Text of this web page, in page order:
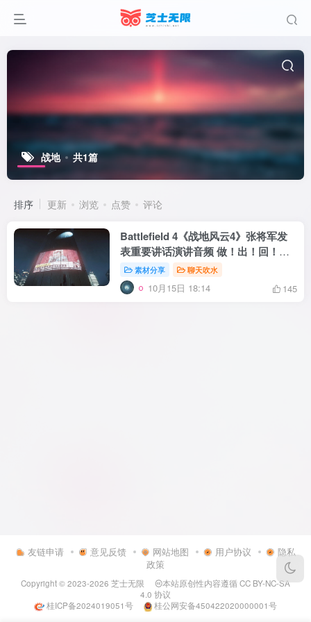
战地 共1篇
排序 更新 浏览 点赞 评论
Battlefield 4《战地风云4》张将军发
表重要讲话演讲音频 做！出！回！
答！片段
素材分享 聊天吹水
10月15日 18:14 145
友链申请 意见反馈 网站地图 用户协议
隐私
政策
Copyright © 2023-2026 芝士无限 本站原创性内容遵循CC BY-NC-SA
4.0 协议
桂ICP备2024019051号
桂公网安备450422020000001号